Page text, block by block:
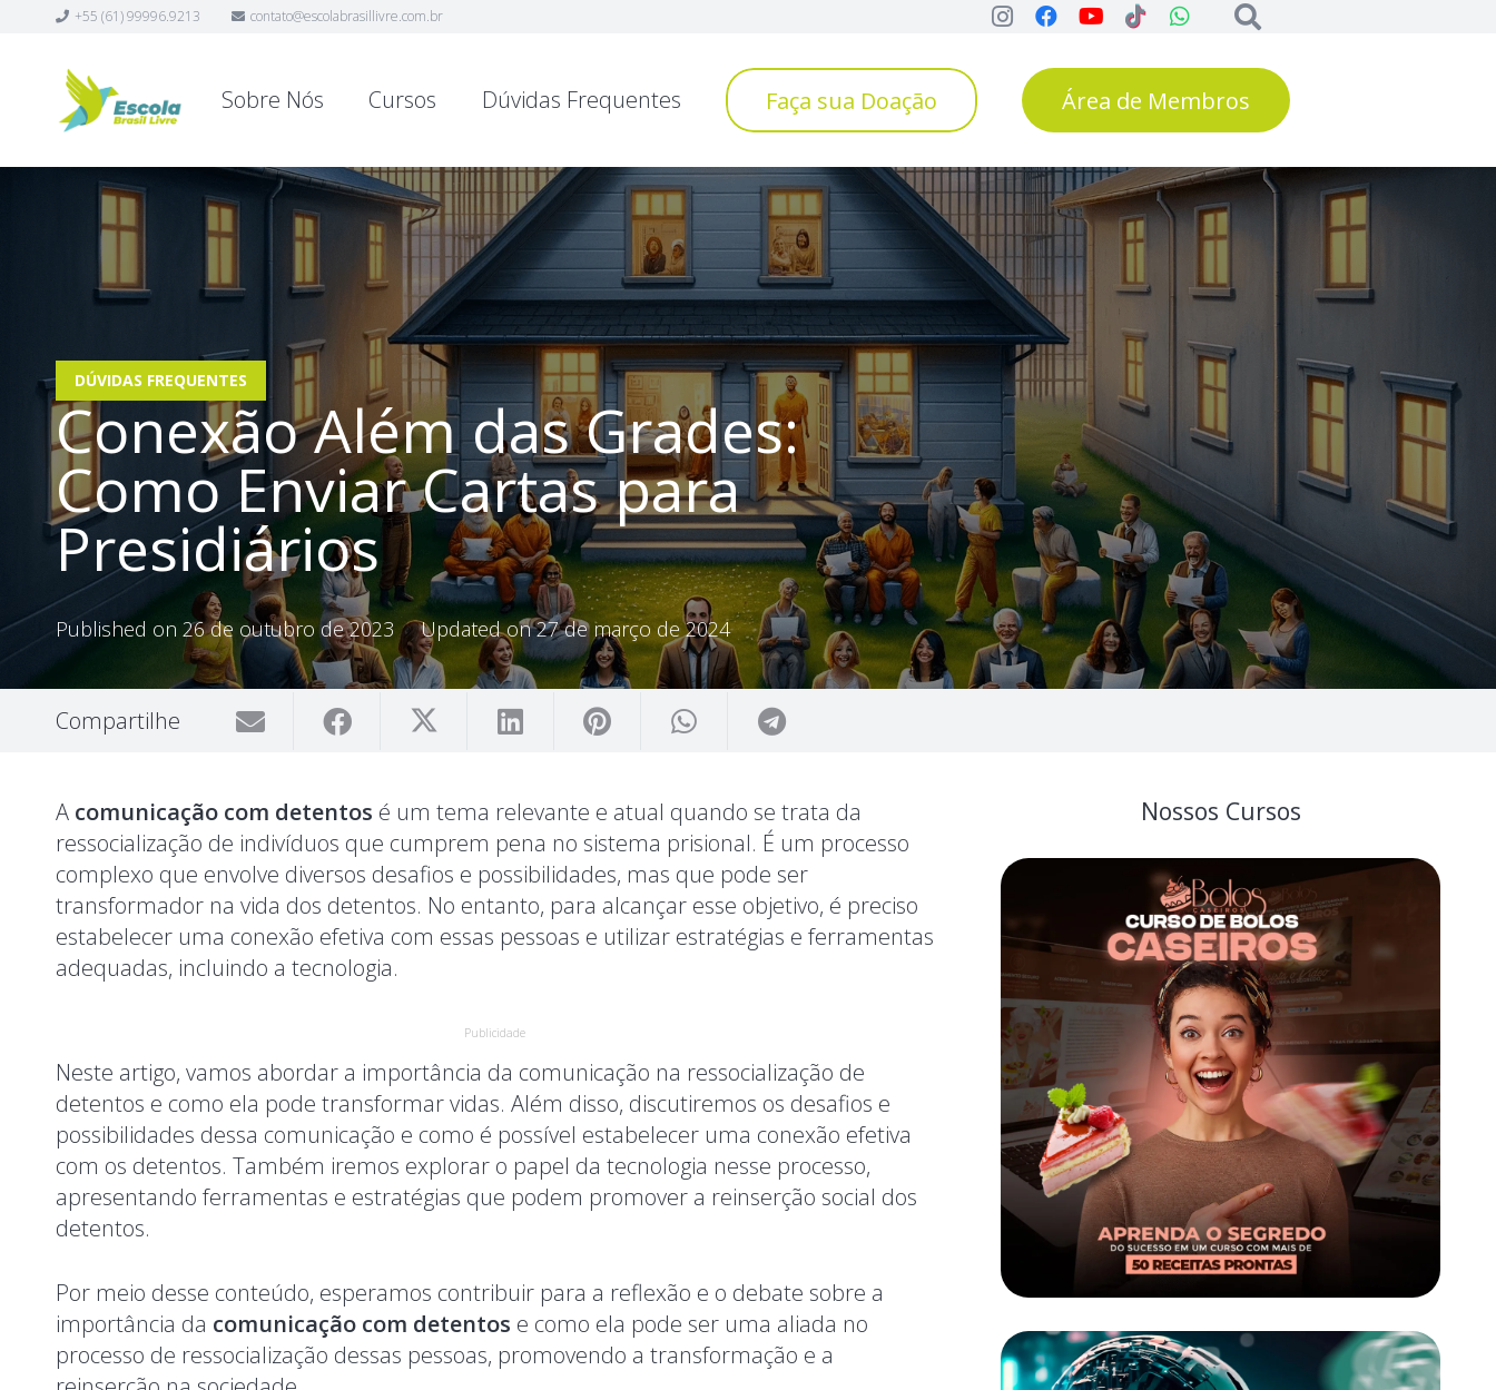
+55 (61) 99996.9213 contato@escolabrasillivre.com.br
Sobre Nós Cursos Dúvidas Frequentes Faça sua Doação Área de Membros
DÚVIDAS FREQUENTES
Conexão Além das Grades:
Como Enviar Cartas para
Presidiários
Published on 26 de outubro de 2023 Updated on27 de março de 2024
Compartilhe
A comunicação com detentos é um tema relevante e atual quando se trata da
ressocialização de indivíduos que cumprem pena no sistema prisional. É um processo
complexo que envolve diversos desafios e possibilidades, mas que pode ser
transformador na vida dos detentos. No entanto, para alcançar esse objetivo, é preciso
estabelecer uma conexão efetiva com essas pessoas e utilizar estratégias e ferramentas
adequadas, incluindo a tecnologia.
Publicidade
Neste artigo, vamos abordar a importância da comunicação na ressocialização de
detentos e como ela pode transformar vidas. Além disso, discutiremos os desafios e
possibilidades dessa comunicação e como é possível estabelecer uma conexão efetiva
com os detentos. Também iremos explorar o papel da tecnologia nesse processo,
apresentando ferramentas e estratégias que podem promover a reinserção social dos
detentos.
Por meio desse conteúdo, esperamos contribuir para a reflexão e o debate sobre a
importância da comunicação com detentos e como ela pode ser uma aliada no
processo de ressocialização dessas pessoas, promovendo a transformação e a
Nossos Cursos
Bolos Caseiros